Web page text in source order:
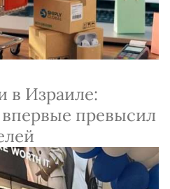
в Израиле:
превысил